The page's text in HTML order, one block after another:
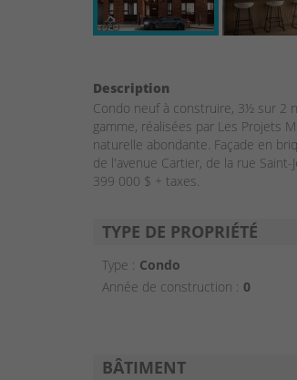
Description
Condo neuf à construire, 3½ sur 2
gamme, réalisées par Les Projets
naturelle abondante. Façade en
de l'avenue Cartier, de la rue
399 000 $ + taxes.
TYPE DE PROPRIÉTÉ
Type : Condo
Année de construction : 0
BÂTIMENT